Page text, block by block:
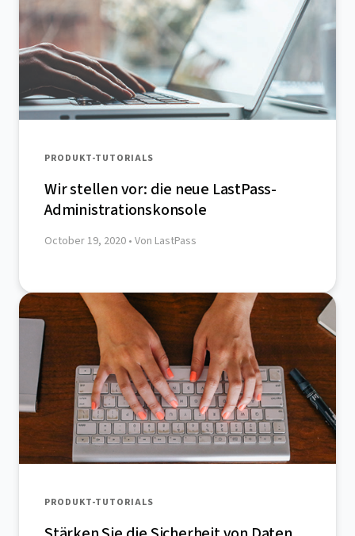
PRODUKT-TUTORIALS
Wir stellen vor: die neue LastPass-
Administrationskonsole
October 19, 2020 • Von LastPass
PRODUKT-TUTORIALS